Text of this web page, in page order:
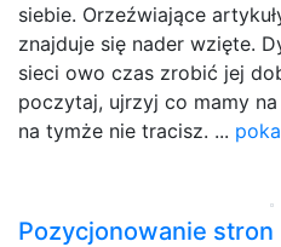
siebie. Orzeźwiające
znajduje się nader wzięte.
sieci owo czas zrobić jej
poczytaj, ujrzyj co mamy
na tymże nie tracisz. ...
Pozycjonowanie stron